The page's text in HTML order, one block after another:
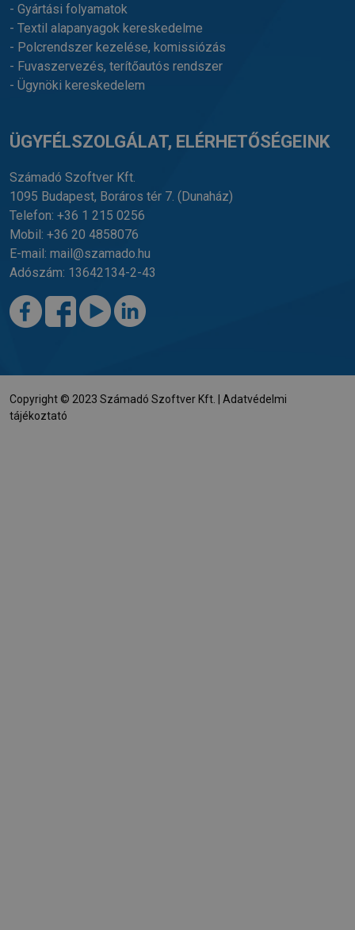
- Gyártási folyamatok
- Textil alapanyagok kereskedelme
- Polcrendszer kezelése, komissiózás
- Fuvaszervezés, terítőautós rendszer
- Ügynöki kereskedelem
ÜGYFÉLSZOLGÁLAT, ELÉRHETŐSÉGEINK
Számadó Szoftver Kft.
1095 Budapest, Boráros tér 7. (Dunaház)
Telefon: +36 1 215 0256
Mobil: +36 20 4858076
E-mail: mail@szamado.hu
Adószám: 13642134-2-43
Copyright © 2023 Számadó Szoftver Kft. | Adatvédelmi
tájékoztató